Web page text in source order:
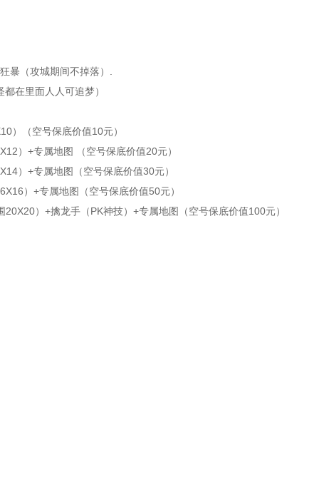
（攻城期间不掉落）.
在里面人人可追梦）
（空号保底价值10元）
+专属地图 （空号保底价值20元）
+专属地图（空号保底价值30元）
）+专属地图（空号保底价值50元）
）+擒龙手（PK神技）+专属地图（空号保底价值100元）